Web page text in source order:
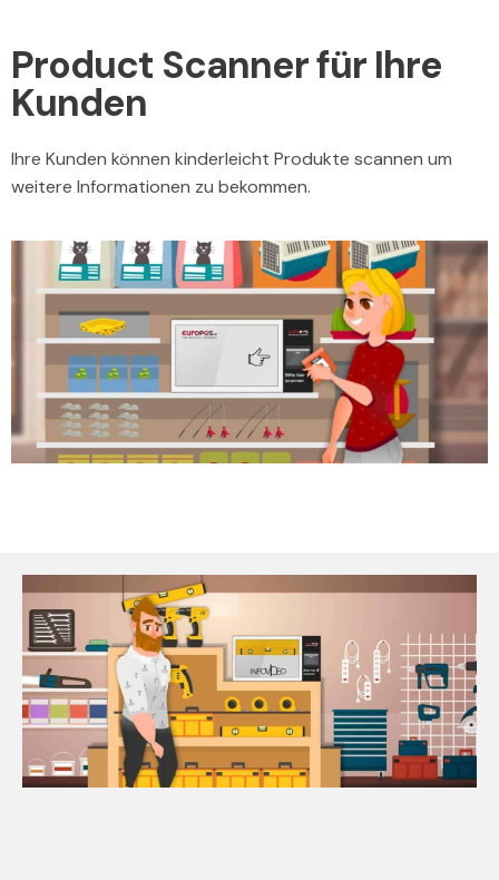
Product Scanner für Ihre
Kunden
Ihre Kunden können kinderleicht Produkte scannen um
weitere Informationen zu bekommen.